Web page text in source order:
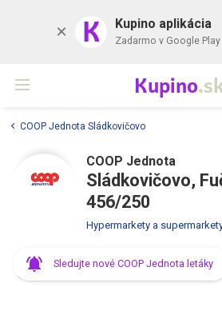
K Kupino aplikácia
Zadarmo v Google Play
Kupino
COOP Jednota Sládkovičovo
COOP Jednota
Sládkovičovo,
456/250
Hypermarkety a
Sledujte nové COOP Jednota letáky